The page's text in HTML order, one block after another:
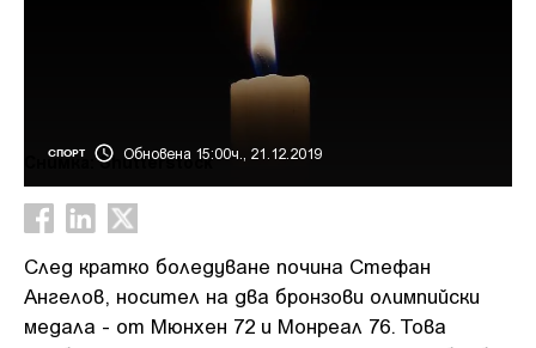
СПОРТ Обновена 15:00ч., 21.12.2019
Снимка: Shutterstock
След кратко боледуване почина Стефан
Ангелов, носител на два бронзови олимпийски
медала - от Мюнхен 72 и Монреал 76. Това